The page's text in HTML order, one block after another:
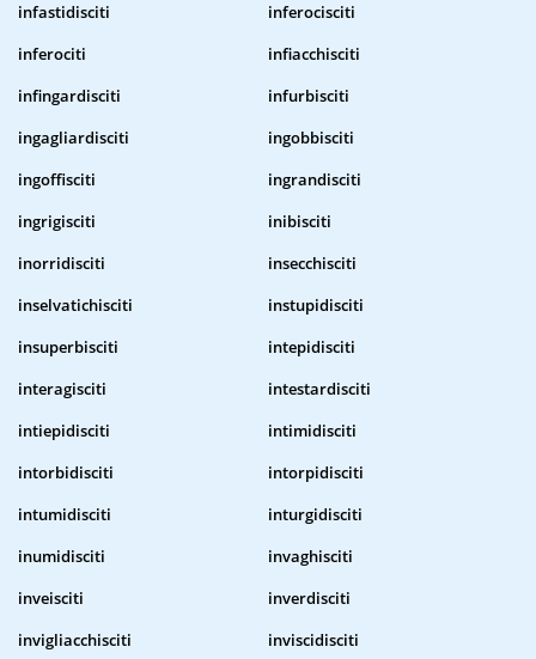
infastidisciti
inferocisciti
inferociti
infiacchisciti
infingardisciti
infurbisciti
ingagliardisciti
ingobbisciti
ingoffisciti
ingrandisciti
ingrigisciti
inibisciti
inorridisciti
insecchisciti
inselvatichisciti
instupidisciti
insuperbisciti
intepidisciti
interagisciti
intestardisciti
intiepidisciti
intimidisciti
intorbidisciti
intorpidisciti
intumidisciti
inturgidisciti
inumidisciti
invaghisciti
inveisciti
inverdisciti
invigliacchisciti
inviscidisciti